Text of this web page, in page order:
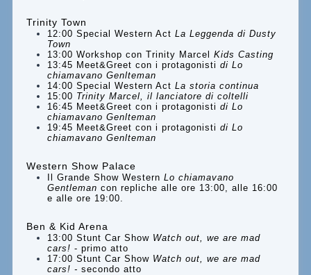
Trinity Town
12:00 Special Western Act La Leggenda di Dusty
Town
13:00 Workshop con Trinity Marcel Kids Casting
13:45 Meet&Greet con i protagonisti di Lo
chiamavano Genlteman
14:00 Special Western Act La storia continua
15:00 Trinity Marcel, il lanciatore di coltelli
16:45 Meet&Greet con i protagonisti di Lo
chiamavano Genlteman
19:45 Meet&Greet con i protagonisti di Lo
chiamavano Genlteman
Western Show Palace
Il Grande Show Western Lo chiamavano
Gentleman con repliche alle ore 13:00, alle 16:00
e alle ore 19:00.
Ben & Kid Arena
13:00 Stunt Car Show Watch out, we are mad
cars! - primo atto
17:00 Stunt Car Show Watch out, we are mad
cars! - secondo atto